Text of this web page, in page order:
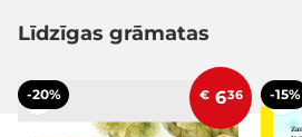
Līdzīgas grāmatas
-20% € 636 -15%